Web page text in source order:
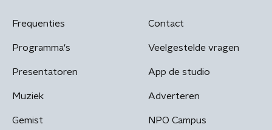
Frequenties
Programma's
Presentatoren
Muziek
Gemist
Contact
Veelgestelde vragen
App de studio
Adverteren
NPO Campus